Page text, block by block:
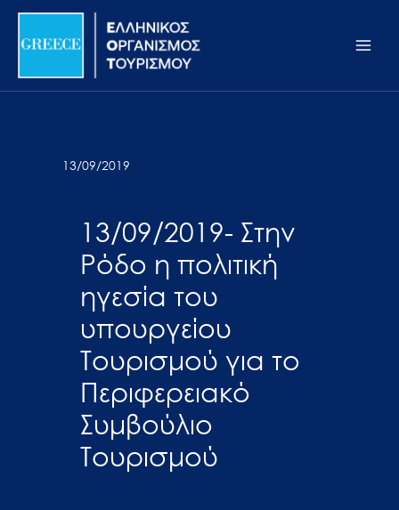
Σημείωση:
ιστότοπος
προσβασιμότητας.
Μετάβαση
περιεχόμενο
13/09/2019
13/09/2019- Στην
Ρόδο η πολιτική
ηγεσία του
υπουργείου
Τουρισμού για το
Περιφερειακό
Συμβούλιο
Τουρισμού